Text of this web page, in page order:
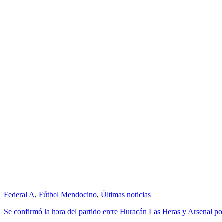
Federal A, Fútbol Mendocino, Últimas noticias
Se confirmó la hora del partido entre Huracán Las Heras y Arsenal